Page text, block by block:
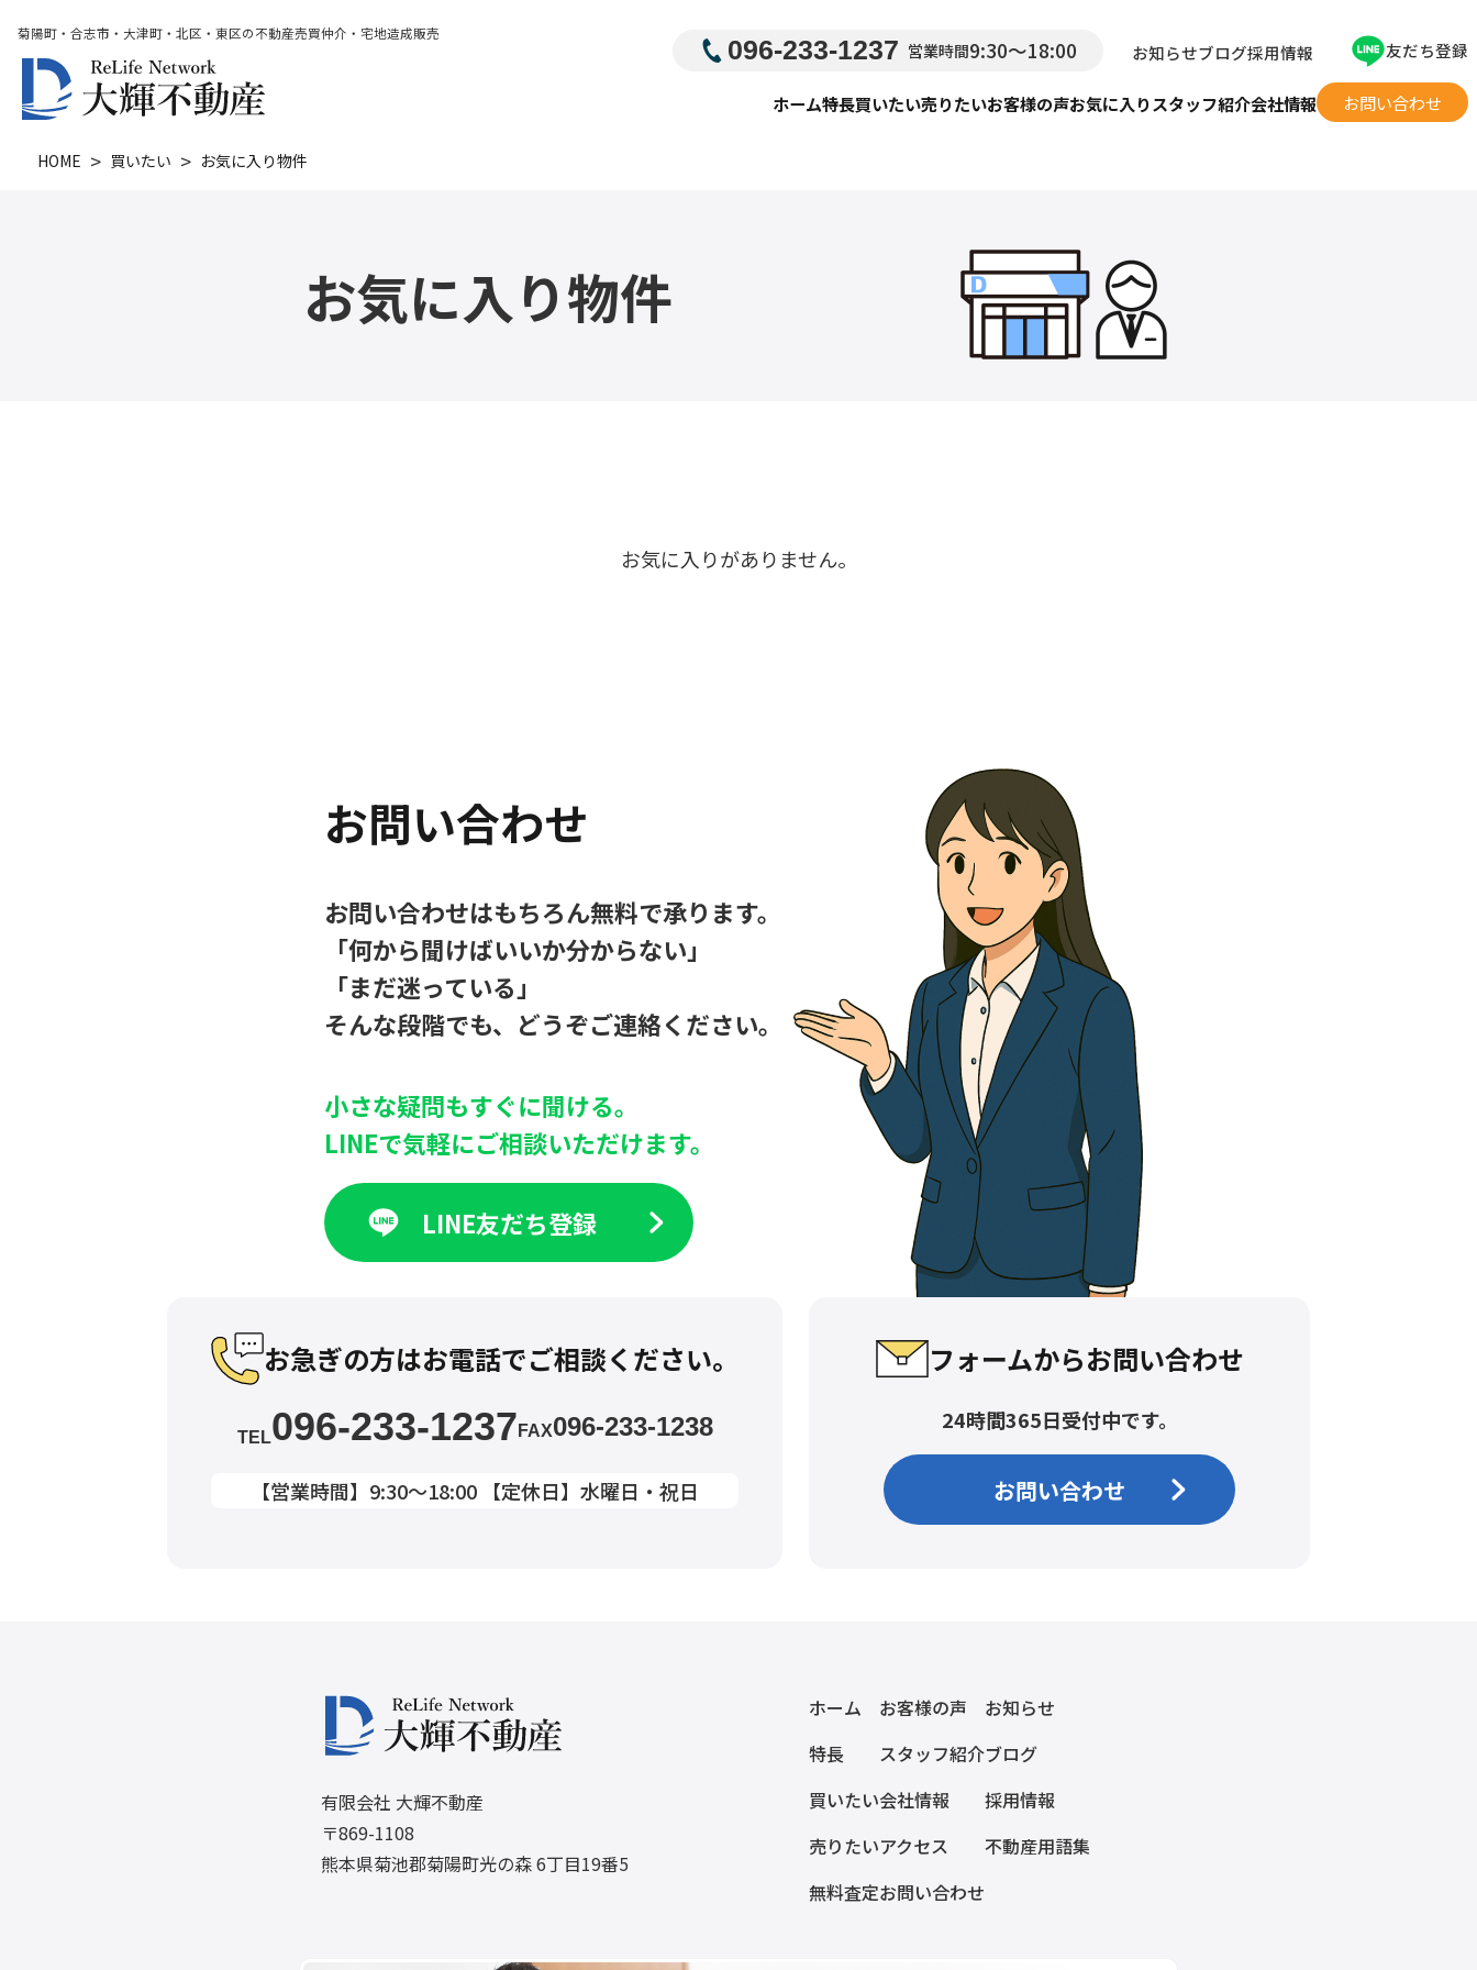
菊陽町・合志市・大津町・北区・東区の不動産売買仲介・宅地造成販売
096-233-1237 営業時間9:30〜18:00 お知らせブログ採用情報 友だち登録
ホーム特長買いたい売りたいお客様の声お気に入りスタッフ紹介会社情報 お問い合わせ
HOME 買いたい お気に入り物件
お気に入り物件
お気に入りがありません。
お問い合わせ
お問い合わせはもちろん無料で承ります。
「何から聞けばいいか分からない」
「まだ迷っている」
そんな段階でも、どうぞご連絡ください。
小さな疑問もすぐに聞ける。
LINEで気軽にご相談いただけます。
LINE友だち登録
お急ぎの方はお電話でご相談ください。
TEL096-233-1237 FAX096-233-1238
【営業時間】9:30〜18:00 【定休日】水曜日・祝日
フォームからお問い合わせ
24時間365日受付中です。
お問い合わせ
有限会社 大輝不動産
〒869-1108
熊本県菊池郡菊陽町光の森 6丁目19番5
ホーム
特長
買いたい
売りたい
無料査定
お客様の声
スタッフ紹介
会社情報
アクセス
お問い合わせ
お知らせ
ブログ
採用情報
不動産用語集